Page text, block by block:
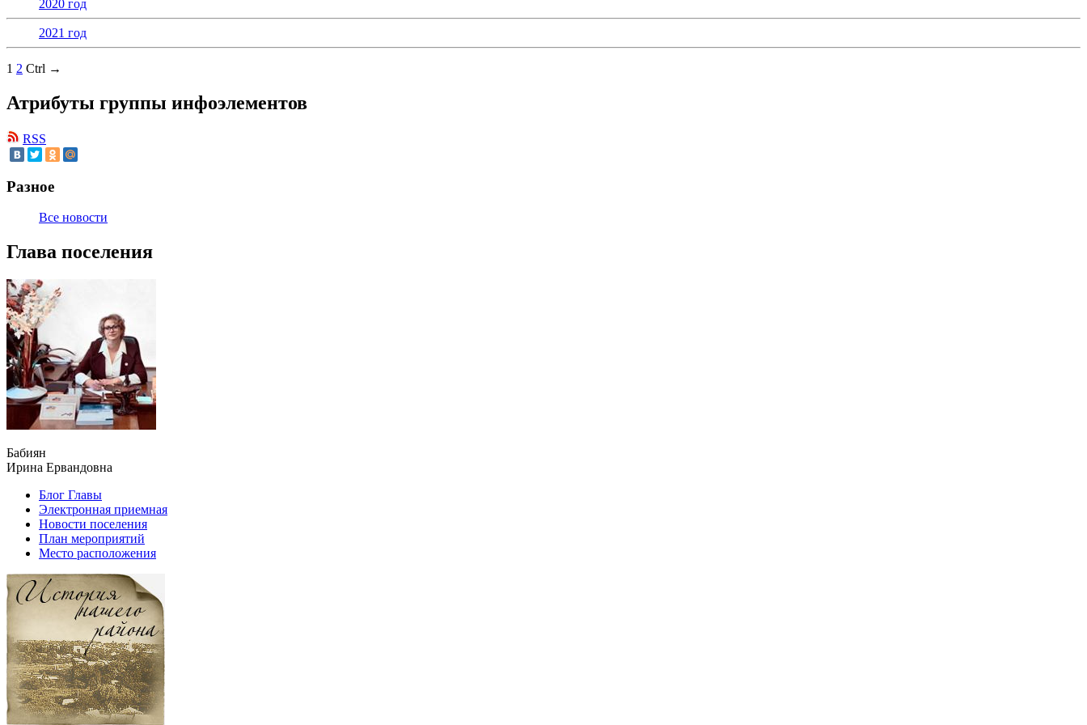
2020 год
2021 год
1 2 Ctrl →
Атрибуты группы инфоэлементов
RSS
Разное
Все новости
Глава поселения
Бабиян
Ирина Ервандовна
Блог Главы
Электронная приемная
Новости поселения
План мероприятий
Место расположения